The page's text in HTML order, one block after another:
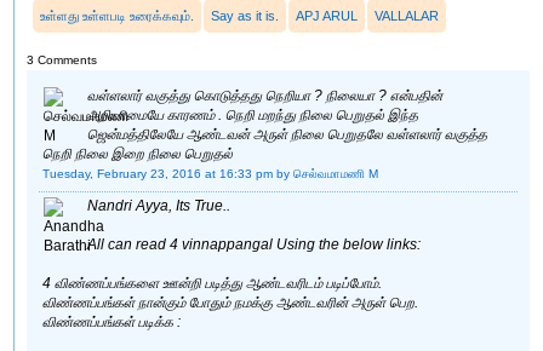
உள்ளது உள்ளபடி உரைக்கவும். Say as it is. APJ ARUL VALLALAR
3 Comments
வள்ளலார் வகுத்து கொடுத்தது நெறியா ? நிலையா ? என்பதின்
அறியாமையே காரணம் . நெறி மறந்து நிலை பெறுதல் இந்த
ஜென்மத்திலேயே ஆண்டவன் அருள் நிலை பெறுதலே வள்ளலார் வகுத்த
நெறி நிலை இறை நிலை பெறுதல்
Tuesday, February 23, 2016 at 16:33 pm by செல்வமாமணி M
Nandri Ayya, Its True..
All can read 4 vinnappangal Using the below links:
4 விண்ணப்பங்களை ஊன்றி படித்து ஆண்டவரிடம் படிப்போம்.
விண்ணப்பங்கள் நான்கும் போதும் நமக்கு ஆண்டவரின் அருள் பெற.
விண்ணப்பங்கள் படிக்க :